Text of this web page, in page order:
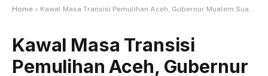
Home » Kawal Masa Transisi Pemulihan Aceh, Gubernur Mualem Suarakan Kebutuhan Rakyat di Forum Satgas Nasional Bersama Mendagri dan Jajaran Menteri
Kawal Masa Transisi
Pemulihan Aceh, Gubernur